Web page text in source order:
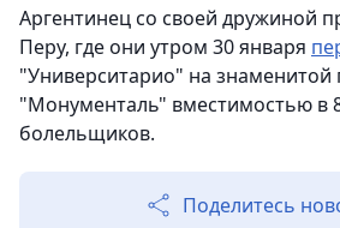
Аргентинец со своей дружиной
Перу, где они утром 30 января
"Университарио" на знаменитой
"Монументаль" вместимостью в
болельщиков.
Поделитесь